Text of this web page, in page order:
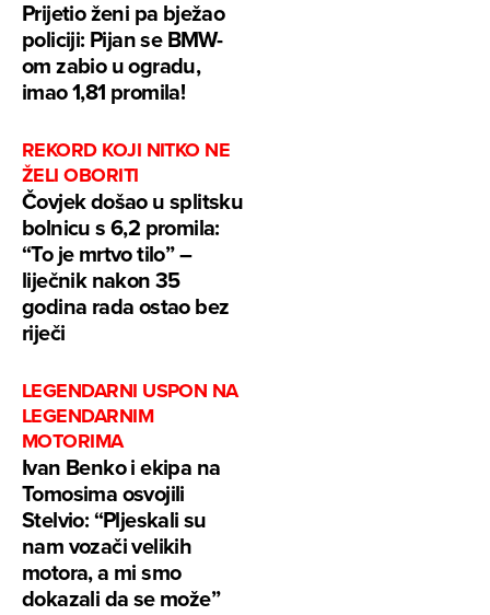
Prijetio ženi pa bježao
policiji: Pijan se BMW-
om zabio u ogradu,
imao 1,81 promila!
REKORD KOJI NITKO NE
ŽELI OBORITI
Čovjek došao u splitsku
bolnicu s 6,2 promila:
“To je mrtvo tilo” –
liječnik nakon 35
godina rada ostao bez
riječi
LEGENDARNI USPON NA
LEGENDARNIM
MOTORIMA
Ivan Benko i ekipa na
Tomosima osvojili
Stelvio: “Pljeskali su
nam vozači velikih
motora, a mi smo
dokazali da se može”